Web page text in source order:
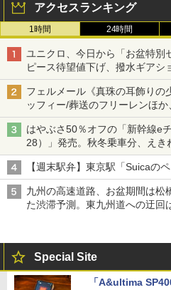
アクセスランキング
1時間 24時間
ユニクロ、今日から「お盆特別
ピース待望値下げ、撥水ギアシ
フェルメール《真珠の耳飾りの
ッフィー/葬送のフリーレンほ
はやぶさ50％オフの「新幹線e
28）」発売。秋冬乗車分、えき
【週末駅弁】東京駅「Suicaの
九州の高速道路、お盆期間は松
た渋滞予測。東九州道への迂回
Special Site
「A&ultima